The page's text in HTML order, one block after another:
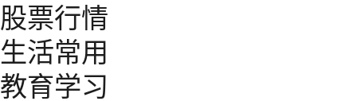
股票行情
生活常用
教育学习